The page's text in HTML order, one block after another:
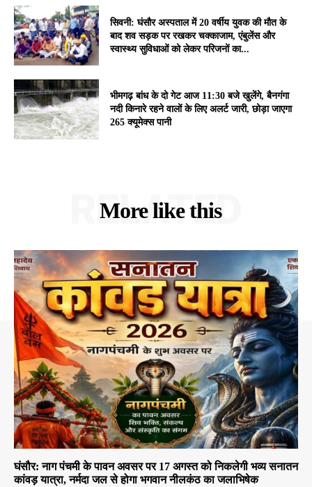
सिवनी: घंसौर अस्पताल में 20 वर्षीय युवक की मौत के
बाद शव सड़क पर रखकर चक्काजाम, एंबुलेंस और
स्वास्थ्य सुविधाओं को लेकर परिजनों का...
भीमगढ़ बांध के दो गेट आज 11:30 बजे खुलेंगे, बैनगंगा
नदी किनारे रहने वालों के लिए अलर्ट जारी, छोड़ा जाएगा
265 क्यूमेक्स पानी
More like this
RELATED
घंसौर: नाग पंचमी के पावन अवसर पर 17 अगस्त को निकलेगी भव्य सनातन
कांवड़ यात्रा, नर्मदा जल से होगा भगवान नीलकंठ का जलाभिषेक